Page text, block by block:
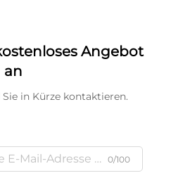
Angebot
an
in Kürze kontaktieren.
0/100